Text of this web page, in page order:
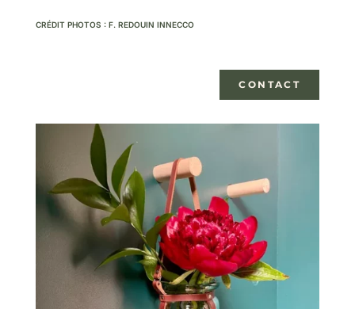
CRÉDIT PHOTOS : F. REDOUIN INNECCO
CONTACT